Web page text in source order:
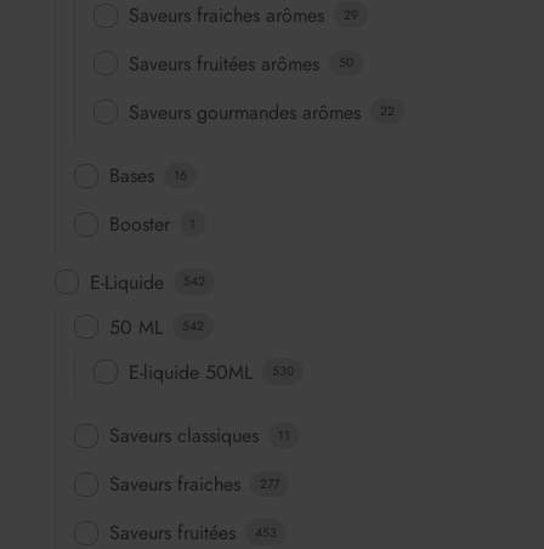
Saveurs fraiches arômes 29
Saveurs fruitées arômes 50
Saveurs gourmandes arômes 22
Bases 16
Booster 1
E-Liquide 542
50 ML 542
E-liquide 50ML 530
Saveurs classiques 11
Saveurs fraiches 277
Saveurs fruitées 453